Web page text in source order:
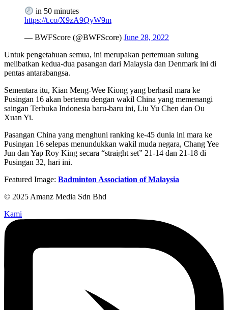
in 50 minutes
https://t.co/X9zA9QyW9m
— BWFScore (@BWFScore) June 28, 2022
Untuk pengetahuan semua, ini merupakan pertemuan sulung
melibatkan kedua-dua pasangan dari Malaysia dan Denmark ini di
pentas antarabangsa.
Sementara itu, Kian Meng-Wee Kiong yang berhasil mara ke
Pusingan 16 akan bertemu dengan wakil China yang memenangi
saingan Terbuka Indonesia baru-baru ini, Liu Yu Chen dan Ou
Xuan Yi.
Pasangan China yang menghuni ranking ke-45 dunia ini mara ke
Pusingan 16 selepas menundukkan wakil muda negara, Chang Yee
Jun dan Yap Roy King secara “straight set” 21-14 dan 21-18 di
Pusingan 32, hari ini.
Featured Image: Badminton Association of Malaysia
© 2025 Amanz Media Sdn Bhd
Kami